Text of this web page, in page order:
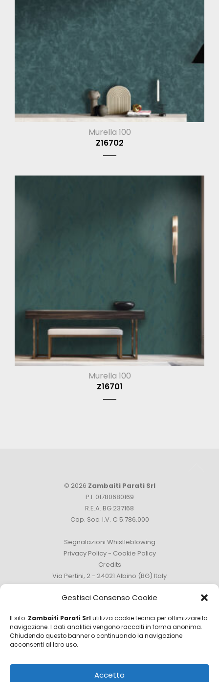
Gestisci Consenso Cookie
Il sito Zambaiti Parati Srl utilizza cookie tecnici per ottimizzare la
navigazione. I dati analitici vengono raccolti in forma anonima.
Chiudendo questo banner o continuando la navigazione
acconsenti al loro uso.
Accetta
Murella 100
Z16702
Murella 100
Z16701
© 2026 Zambaiti Parati Srl
P.I. 01780680169
R.E.A. BG 237168
Cap. Soc. I.V. € 5.786.000
Segnalazioni Whistleblowing
Privacy Policy- Cookie Policy
Credits
Via Pertini, 2 - 24021 Albino (BG) Italy
Ufficio Acquisti